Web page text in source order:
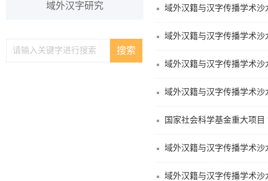
域外汉字研究 域外汉籍与汉字传播学术沙
域外汉籍与汉字传播学术沙
域外汉籍与汉字传播学术沙
域外汉籍与汉字传播学术沙
国家社会科学基金重大项
域外汉籍与汉字传播学术沙
域外汉籍与汉字传播学术沙